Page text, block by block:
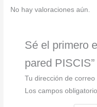
No hay valoraciones aún.
Sé el primero
pared PISCIS”
Tu dirección de correo
Los campos